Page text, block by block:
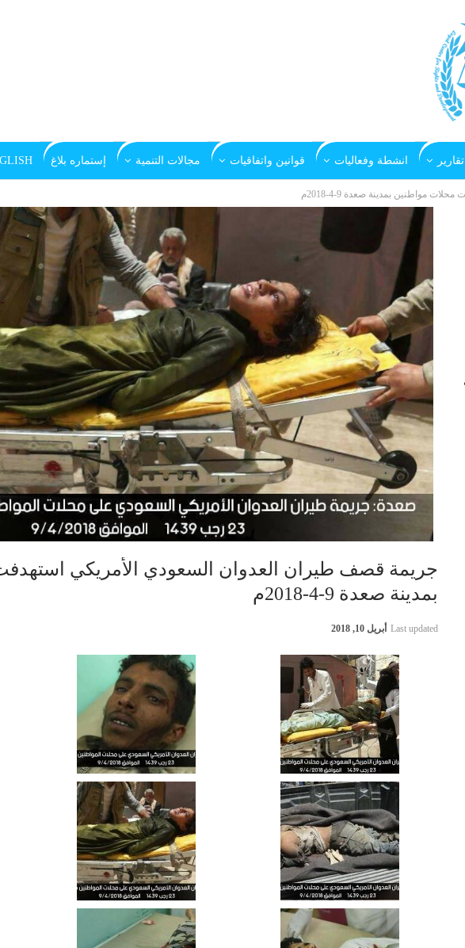
تقارير انشطة وفعاليات قوانين واتفاقيات مجالات التنمية إستماره بلاغ
مواطنين بمدينة صعدة 9-4-2018م
جريمة قصف طيران العدوان السعودي الأمريكي
بمدينة صعدة 9-4-2018م
Last updated أبريل 10, 2018